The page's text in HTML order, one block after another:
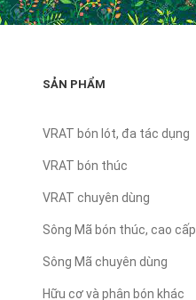
SẢN PHẨM
VRAT bón lót, đa tác dụng
VRAT bón thúc
VRAT chuyên dùng
Sông Mã bón thúc, cao cấp
Sông Mã chuyên dùng
Hữu cơ và phân bón khác